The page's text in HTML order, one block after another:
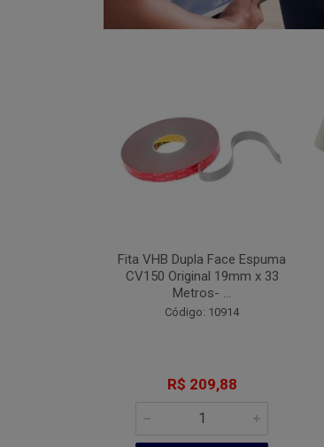
Fita VHB Dupla Face Espuma
CV150 Original 19mm x 33
Metros- ...
Código: 10914
R$ 209,88